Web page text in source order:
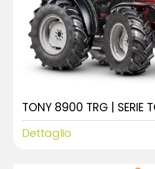
TONY 8900 TRG | SERIE
Dettaglio